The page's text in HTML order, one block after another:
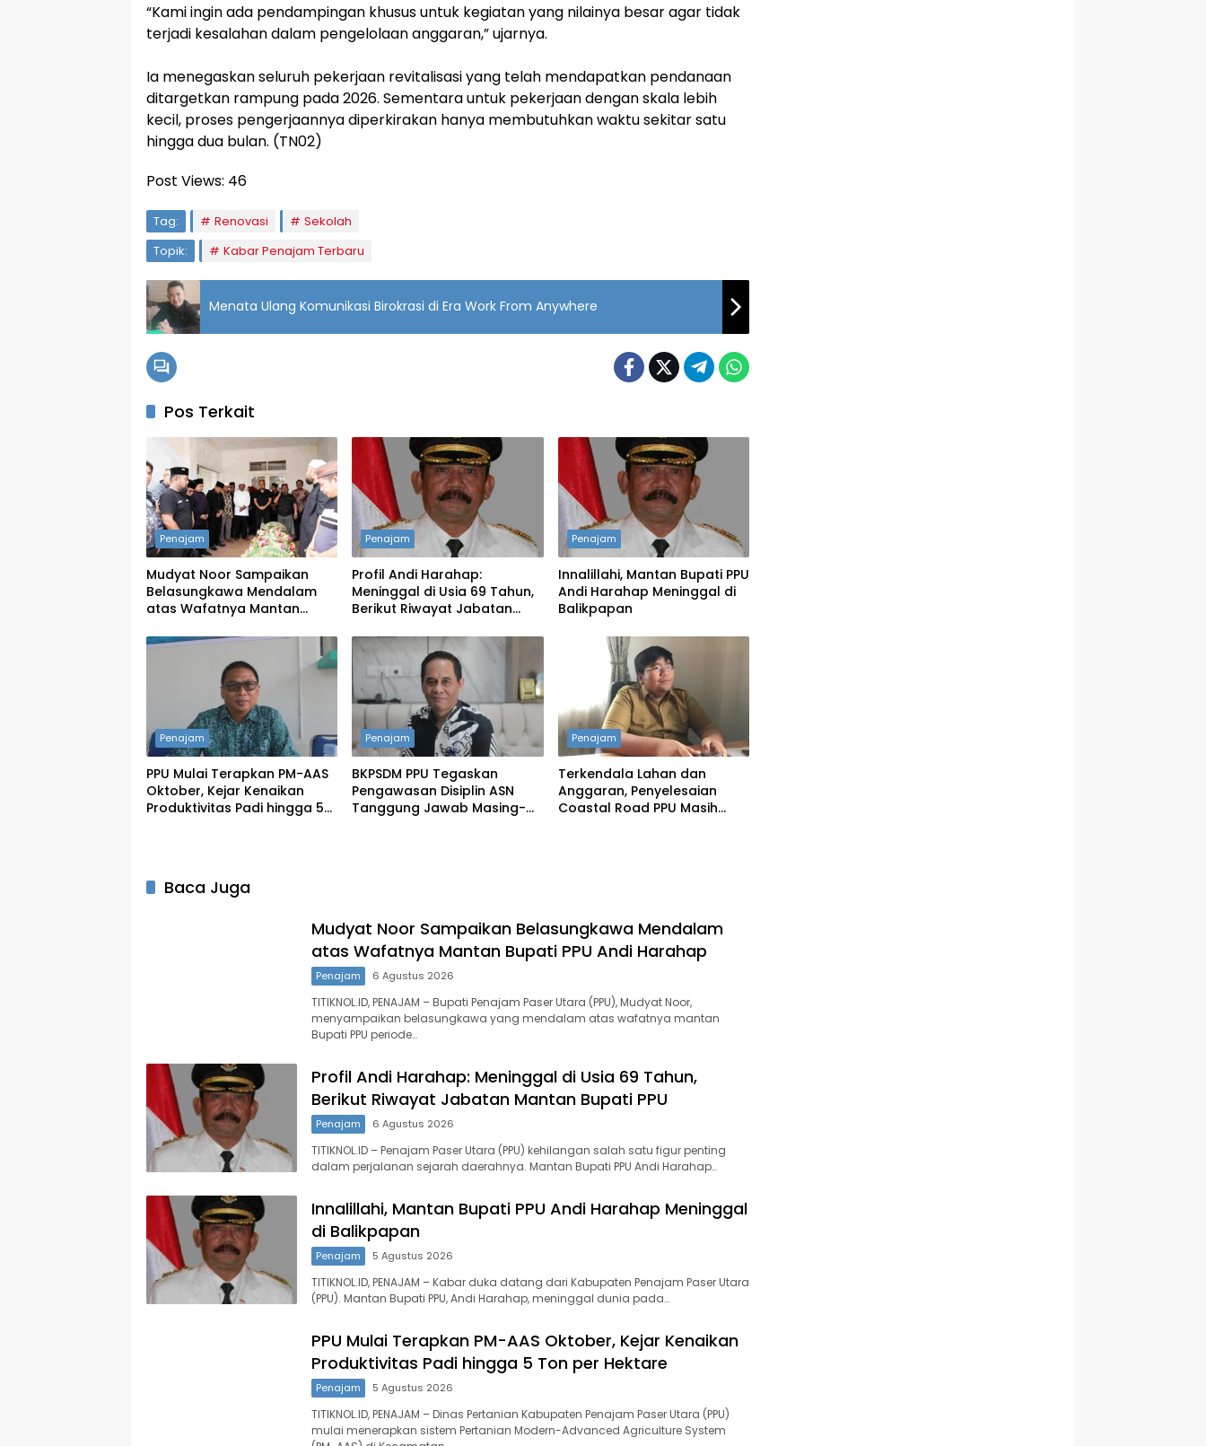
‎“Kami ingin ada pendampingan khusus untuk kegiatan yang nilainya besar agar tidak
terjadi kesalahan dalam pengelolaan anggaran,” ujarnya.
‎Ia menegaskan seluruh pekerjaan revitalisasi yang telah mendapatkan pendanaan
ditargetkan rampung pada 2026. Sementara untuk pekerjaan dengan skala lebih
kecil, proses pengerjaannya diperkirakan hanya membutuhkan waktu sekitar satu
hingga dua bulan. (TN02)
Post Views: 46
Tag: Renovasi
Sekolah
Topik:
Kabar Penajam Terbaru
Menata Ulang Komunikasi Birokrasi di Era Work From Anywhere
Pos Terkait
Penajam
Mudyat Noor Sampaikan
Belasungkawa Mendalam
atas Wafatnya Mantan
Penajam
Profil Andi Harahap:
Meninggal di Usia 69 Tahun,
Berikut Riwayat Jabatan
Penajam
Innalillahi, Mantan Bupati PPU
Andi Harahap Meninggal di
Balikpapan
Penajam
PPU Mulai Terapkan PM-AAS
Oktober, Kejar Kenaikan
Produktivitas Padi hingga 5
Penajam
BKPSDM PPU Tegaskan
Pengawasan Disiplin ASN
Tanggung Jawab Masing-
Penajam
Terkendala Lahan dan
Anggaran, Penyelesaian
Coastal Road PPU Masih
Baca Juga
Mudyat Noor Sampaikan Belasungkawa Mendalam
atas Wafatnya Mantan Bupati PPU Andi Harahap
Penajam 6 Agustus 2026
TITIKNOL.ID, PENAJAM – Bupati Penajam Paser Utara (PPU), Mudyat Noor,
menyampaikan belasungkawa yang mendalam atas wafatnya mantan
Bupati PPU periode…
Profil Andi Harahap: Meninggal di Usia 69 Tahun,
Berikut Riwayat Jabatan Mantan Bupati PPU
Penajam 6 Agustus 2026
TITIKNOL.ID – Penajam Paser Utara (PPU) kehilangan salah satu figur penting
dalam perjalanan sejarah daerahnya. Mantan Bupati PPU Andi Harahap…
Innalillahi, Mantan Bupati PPU Andi Harahap Meninggal
di Balikpapan
Penajam 5 Agustus 2026
TITIKNOL.ID, PENAJAM – Kabar duka datang dari Kabupaten Penajam Paser Utara
(PPU). Mantan Bupati PPU, Andi Harahap, meninggal dunia pada…
PPU Mulai Terapkan PM-AAS Oktober, Kejar Kenaikan
Produktivitas Padi hingga 5 Ton per Hektare
Penajam 5 Agustus 2026
TITIKNOL.ID, PENAJAM – Dinas Pertanian Kabupaten Penajam Paser Utara (PPU)
mulai menerapkan sistem Pertanian Modern-Advanced Agriculture System